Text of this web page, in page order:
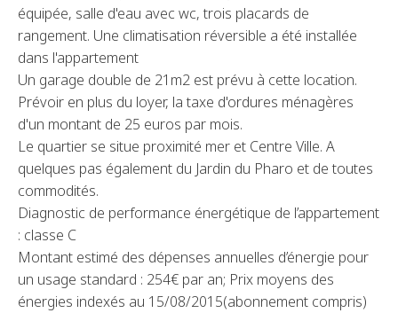
équipée, salle d'eau avec wc, trois placards de
rangement. Une climatisation réversible a été installée
dans l'appartement
Un garage double de 21m2 est prévu à cette location.
Prévoir en plus du loyer, la taxe d'ordures ménagères
d'un montant de 25 euros par mois.
Le quartier se situe proximité mer et Centre Ville. A
quelques pas également du Jardin du Pharo et de toutes
commodités.
Diagnostic de performance énergétique de l’appartement
: classe C
Montant estimé des dépenses annuelles d’énergie pour
un usage standard : 254€ par an; Prix moyens des
énergies indexés au 15/08/2015(abonnement compris)